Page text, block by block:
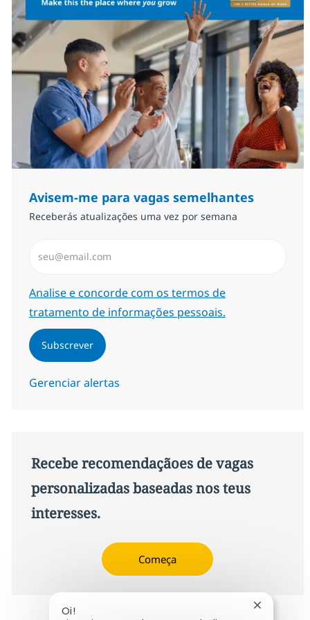
Avisem-me para vagas semelhantes
Receberás atualizações uma vez por semana
Required
Analise e concorde com os termos de
tratamento de informações pessoais.
Subscrever
Gerenciar alertas
Recebe recomendaçãoes de vagas
personalizadas baseadas nos teus
interesses.
Começa
Oi!
Fechar